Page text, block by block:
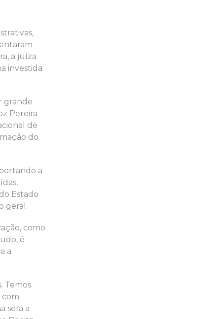
a juíza
investida
grande
Pereira
de
do
a
Estado
geral.
como
é
a
Temos
com
será a